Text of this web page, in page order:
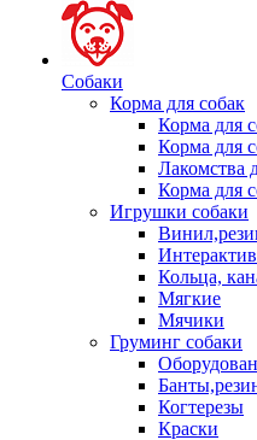
Собаки
Корма для собак
Корма для
Корма для
Лакомства
Корма для
Игрушки собаки
Кольца,
Мягкие
Мячики
Груминг собаки
Когтерезы
Краски